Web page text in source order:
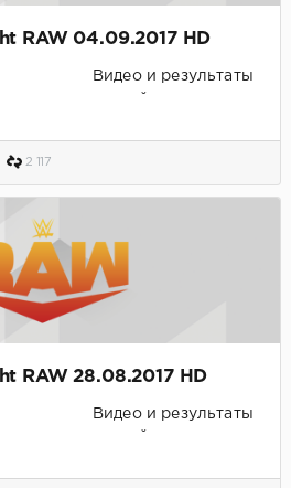
RAW 04.09.2017 HD
Видео и результаты
2 117
RAW 28.08.2017 HD
Видео и результаты